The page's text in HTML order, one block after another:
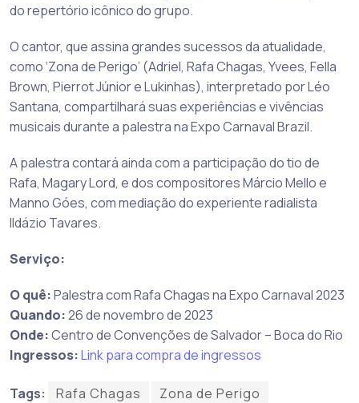
do repertório icônico do grupo.
O cantor, que assina grandes sucessos da atualidade,
como ‘Zona de Perigo’ (Adriel, Rafa Chagas, Yvees, Fella
Brown, Pierrot Júnior e Lukinhas), interpretado por Léo
Santana, compartilhará suas experiências e vivências
musicais durante a palestra na Expo Carnaval Brazil.
A palestra contará ainda com a participação do tio de
Rafa, Magary Lord, e dos compositores Márcio Mello e
Manno Góes, com mediação do experiente radialista
Ildázio Tavares.
Serviço:
O quê:Palestra com Rafa Chagas na Expo Carnaval 2023
Quando:26 de novembro de 2023
Onde:Centro de Convenções de Salvador – Boca do Rio
Ingressos:Link para compra de ingressos
Tags: Rafa Chagas Zona de Perigo